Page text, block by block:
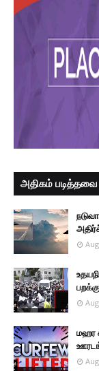
அதிகம் படித்தவை
மஹர